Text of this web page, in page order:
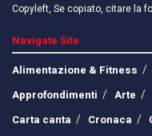
Copyleft, Se copiato, citare la
Navigate Site
Alimentazione & Fitness
Approfondimenti
Arte
Carta canta
Cronaca